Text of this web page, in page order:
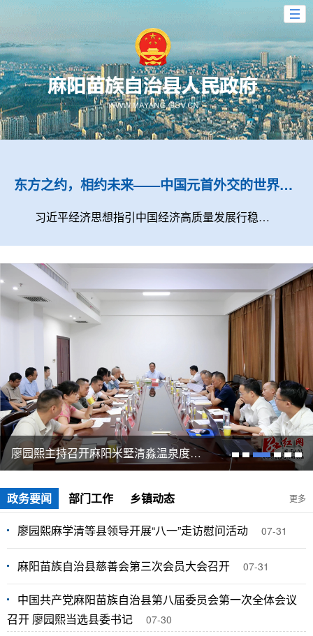
东方之约，相约未来——中国元首外交的世界情怀与大国气派
习近平经济思想指引中国经济高质量发展行稳致远
廖园熙主持召开麻阳米墅清淼温泉度假村二期规划汇报会
政务要闻 部门工作 乡镇动态 更多
廖园熙麻学清等县领导开展“八一”走访慰问活动 07-31
麻阳苗族自治县慈善会第三次会员大会召开 07-31
中国共产党麻阳苗族自治县第八届委员会第一次全体会议
召开 廖园熙当选县委书记
07-30